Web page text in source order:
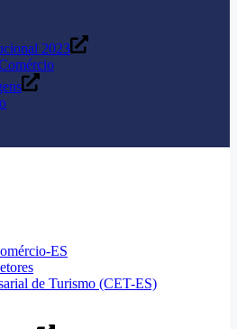
2023
ES
de Turismo (CET-ES)